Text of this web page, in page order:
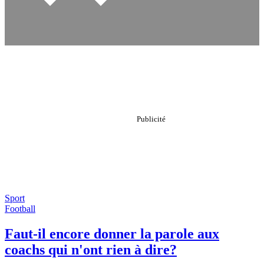
Sport
Football
Faut-il encore donner la parole aux
coachs qui n'ont rien à dire?